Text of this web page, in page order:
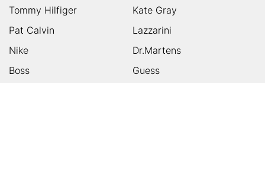
Tommy Hilfiger
Kate Gray
Pat Calvin
Lazzarini
Nike
Dr.Martens
Boss
Guess